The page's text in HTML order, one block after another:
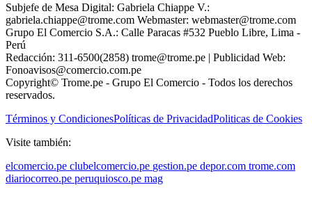
Subjefe de Mesa Digital: Gabriela Chiappe V.:
gabriela.chiappe@trome.com Webmaster: webmaster@trome.com
Grupo El Comercio S.A.: Calle Paracas #532 Pueblo Libre, Lima -
Perú
Redacción: 311-6500(2858) trome@trome.pe | Publicidad Web:
Fonoavisos@comercio.com.pe
Copyright© Trome.pe - Grupo El Comercio - Todos los derechos
reservados.
Términos y CondicionesPolíticas de PrivacidadPoliticas de Cookies
Visite también:
elcomercio.pe clubelcomercio.pe gestion.pe depor.com trome.com
diariocorreo.pe peruquiosco.pe mag